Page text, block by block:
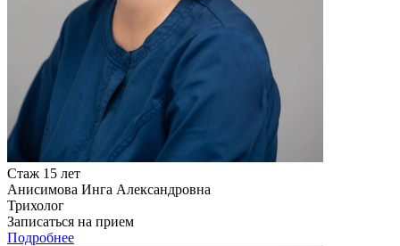
Стаж 15 лет
Анисимова Инга Александровна
Трихолог
Записаться на прием
Подробнее